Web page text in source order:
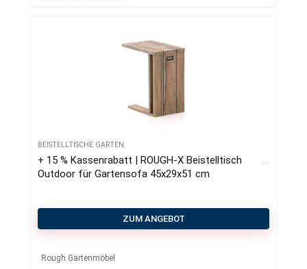
BEISTELLTISCHE GARTEN
+ 15 % Kassenrabatt | ROUGH-X Beistelltisch
Outdoor für Gartensofa 45x29x51 cm
ZUM ANGEBOT
Rough Gartenmöbel